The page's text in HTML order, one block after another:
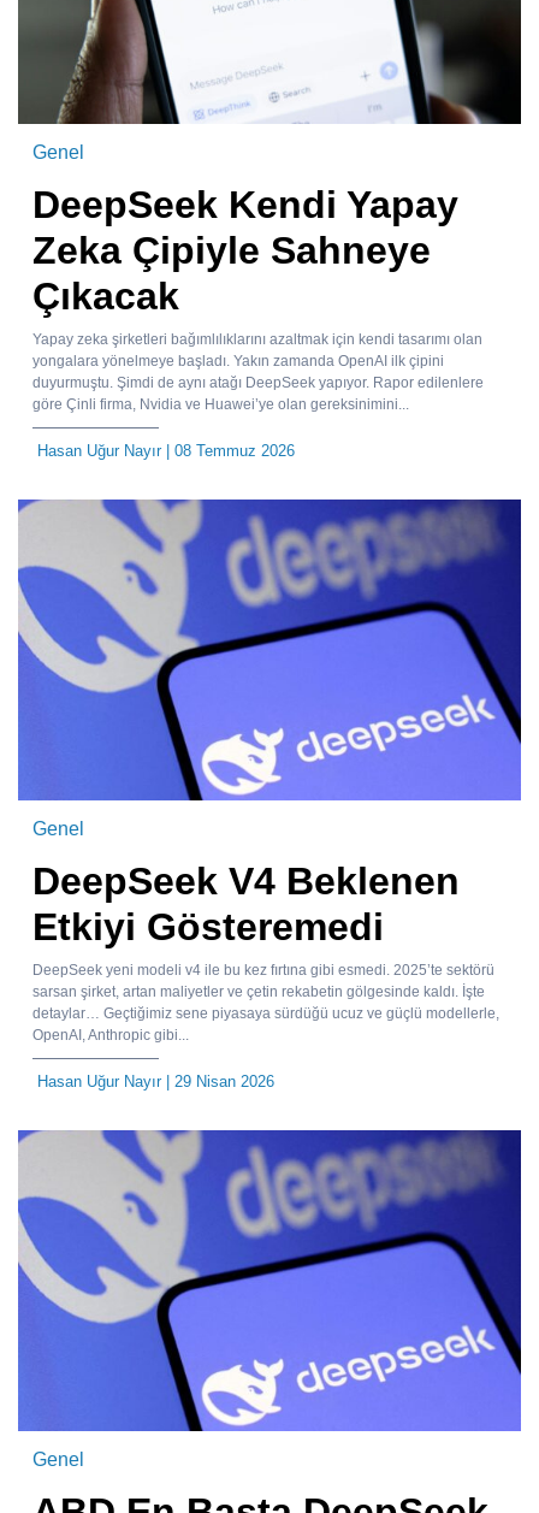
Genel
DeepSeek Kendi Yapay
Zeka Çipiyle Sahneye
Çıkacak
Yapay zeka şirketleri bağımlılıklarını azaltmak için kendi tasarımı olan
yongalara yönelmeye başladı. Yakın zamanda OpenAI ilk çipini
duyurmuştu. Şimdi de aynı atağı DeepSeek yapıyor. Rapor edilenlere
göre Çinli firma, Nvidia ve Huawei’ye olan gereksinimini...
Hasan Uğur Nayır| 08 Temmuz 2026
Genel
DeepSeek V4 Beklenen
Etkiyi Gösteremedi
DeepSeek yeni modeli v4 ile bu kez fırtına gibi esmedi. 2025’te sektörü
sarsan şirket, artan maliyetler ve çetin rekabetin gölgesinde kaldı. İşte
detaylar… Geçtiğimiz sene piyasaya sürdüğü ucuz ve güçlü modellerle,
OpenAI, Anthropic gibi...
Hasan Uğur Nayır| 29 Nisan 2026
Genel